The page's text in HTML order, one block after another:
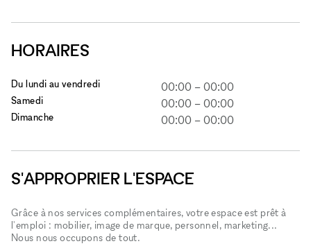
HORAIRES
Du lundi au vendredi 00:00 – 00:00
Samedi 00:00 – 00:00
Dimanche 00:00 – 00:00
S'APPROPRIER L'ESPACE
Grâce à nos services complémentaires, votre espace est prêt à
l'emploi : mobilier, image de marque, personnel, marketing...
Nous nous occupons de tout.